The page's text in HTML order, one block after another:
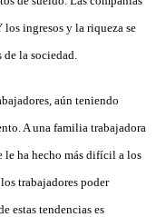
los ingresos y la riqueza se
la sociedad.
aún teniendo
A una familia trabajadora
le ha hecho más difícil a los
trabajadores poder
estas tendencias es